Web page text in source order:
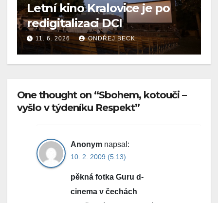
Letní kino Kralovice je po
redigitalizaci DCI
11. 6. 2026 ONDŘEJ BECK
One thought on “Sbohem, kotouči –
vyšlo v týdeníku Respekt”
Anonym napsal:
10. 2. 2009 (5:13)
pěkná fotka Guru d-
cinema v čechách